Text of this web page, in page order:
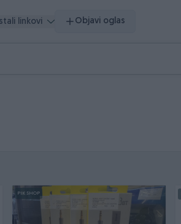
linkovi Objavi oglas
PIK SHOP